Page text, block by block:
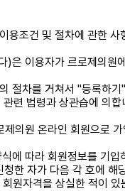
조건 및 절차에 관한
이용자가 르로제의원
절차를 거쳐서 "등록하
련 법령과 상관습에 의합
의원 온라인 회원으로
에 따라 회원정보를 기
한 자가 다음 각 호에 해
원자격을 상실한 적이